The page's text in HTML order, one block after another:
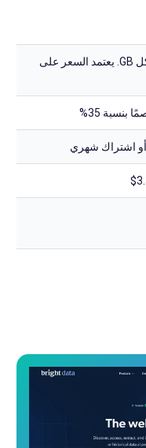
من 2.86$ إلى 4.00$ لكل GB. يعتمد السعر على
بنسبة 35%
اشتراك شهري